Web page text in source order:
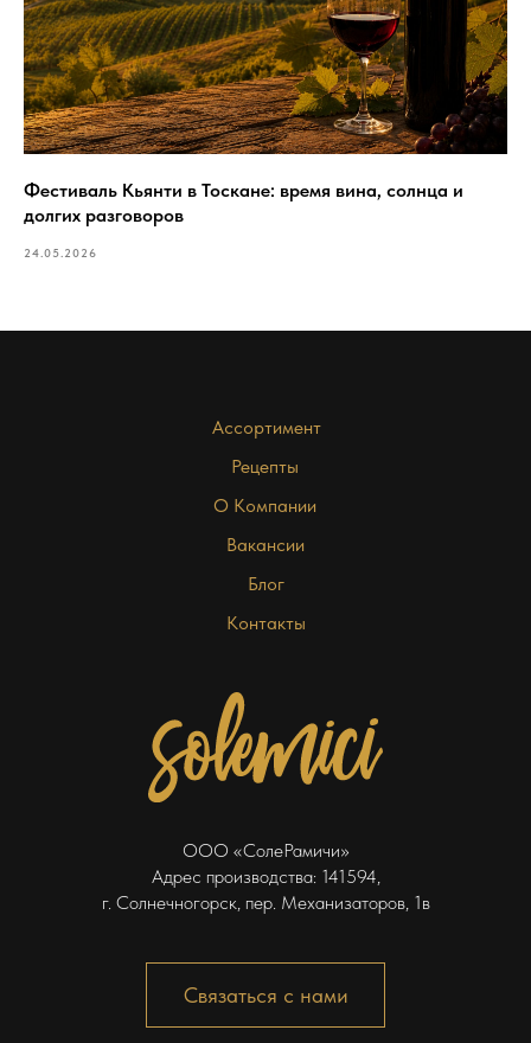
Фестиваль Кьянти в Тоскане: время вина, солнца и
долгих разговоров
24.05.2026
ООО «СолеРамичи»
Адрес производства: 141594,
г. Солнечногорск, пер. Механизаторов, 1в
Связаться с нами
Ассортимент
Рецепты
О Компании
Блог
Контакты
Вакансии